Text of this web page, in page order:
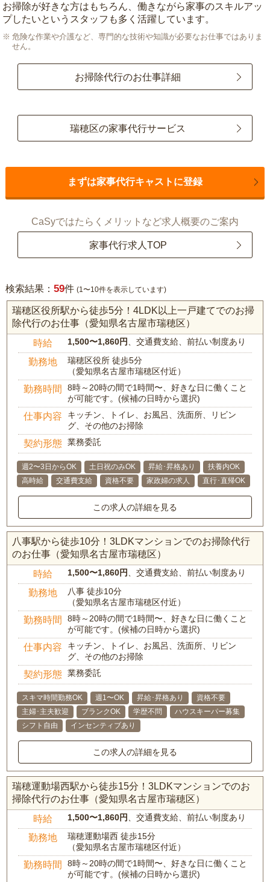
お掃除が好きな方はもちろん、働きながら家事のスキルアッ
プしたいというスタッフも多く活躍しています。
危険な作業や介護など、専門的な技術や知識が必要なお仕事ではありま
せん。
お掃除代行のお仕事詳細
瑞穂区の家事代行サービス
まずは家事代行キャストに登録
CaSyではたらくメリットなど求人概要のご案内
家事代行求人TOP
検索結果： 59件 (1〜10件を表示しています)
瑞穂区役所駅から徒歩5分！4LDK以上一戸建てでのお掃
除代行のお仕事（愛知県名古屋市瑞穂区）
時給 1,500〜1,860円、交通費支給、前払い制度あり
勤務地
瑞穂区役所 徒歩5分
（愛知県名古屋市瑞穂区付近）
勤務時間
8時～20時の間で1時間〜、好きな日に働くこと
が可能です。(候補の日時から選択)
仕事内容
キッチン、トイレ、お風呂、洗面所、リビン
グ、その他のお掃除
契約形態 業務委託
週2〜3日からOK 土日祝のみOK 昇給･昇格あり
扶養内OK
高時給
交通費支給 資格不要 家政婦の求人 直行･直帰OK
この求人の詳細を見る
八事駅から徒歩10分！3LDKマンションでのお掃除代行
のお仕事（愛知県名古屋市瑞穂区）
時給 1,500〜1,860円、交通費支給、前払い制度あり
勤務地
八事 徒歩10分
（愛知県名古屋市瑞穂区付近）
勤務時間
8時～20時の間で1時間〜、好きな日に働くこと
が可能です。(候補の日時から選択)
仕事内容
キッチン、トイレ、お風呂、洗面所、リビン
グ、その他のお掃除
契約形態 業務委託
スキマ時間勤務OK 週1〜OK 昇給･昇格あり
資格不要
主婦･主夫歓迎
ブランクOK 学歴不問
ハウスキーパー募集
シフト自由
インセンティブあり
この求人の詳細を見る
瑞穂運動場西駅から徒歩15分！3LDKマンションでのお
掃除代行のお仕事（愛知県名古屋市瑞穂区）
時給 1,500〜1,860円、交通費支給、前払い制度あり
勤務地
瑞穂運動場西 徒歩15分
（愛知県名古屋市瑞穂区付近）
勤務時間
8時～20時の間で1時間〜、好きな日に働くこと
が可能です。(候補の日時から選択)